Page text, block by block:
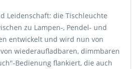
Leidenschaft: die Tischleuchte
zu Lampen-, Pendel- und
entwickelt und wird nun von
wiederaufladbaren, dimmbaren
Bedienung flankiert, die auch